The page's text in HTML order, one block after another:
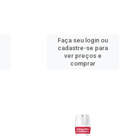
Faça seu login ou
cadastre-se para
ver preços e
comprar